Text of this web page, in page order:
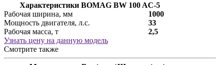
Характеристики BOMAG BW 100 AС-5
Рабочая ширина, мм
1000
Мощность двигателя, л.с.
33
Рабочая масса, т
2,5
Узнать цену на данную модель
Смотрите также